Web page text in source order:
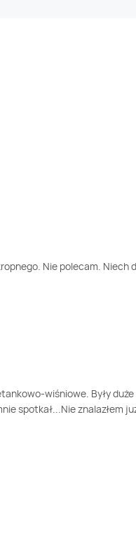
Nie polecam. Niech
wiśniowe. Były
spotkał...Nie znalazłem